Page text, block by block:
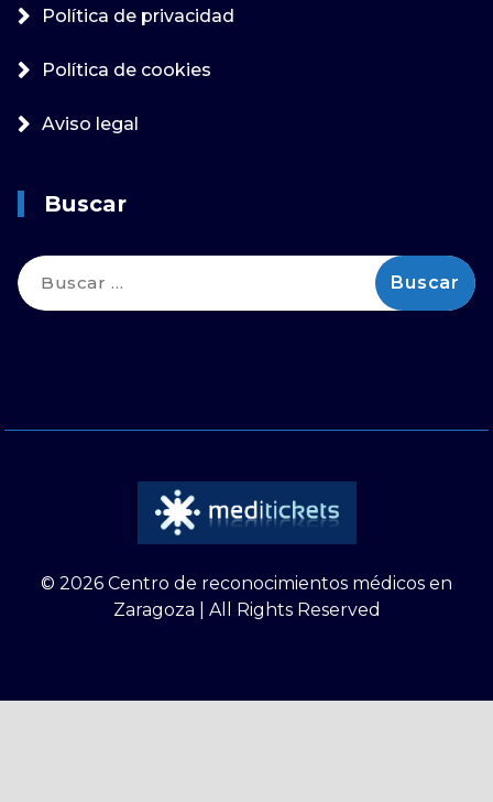
Política de privacidad
Política de cookies
Aviso legal
Buscar
Buscar:
© 2026 Centro de reconocimientos médicos en
Zaragoza | All Rights Reserved